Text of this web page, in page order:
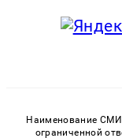
Наименование СМИ:
ограниченной